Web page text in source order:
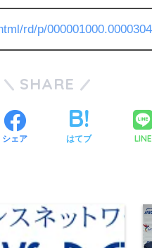
rd/p/
SHARE
シェア はてブ LINE